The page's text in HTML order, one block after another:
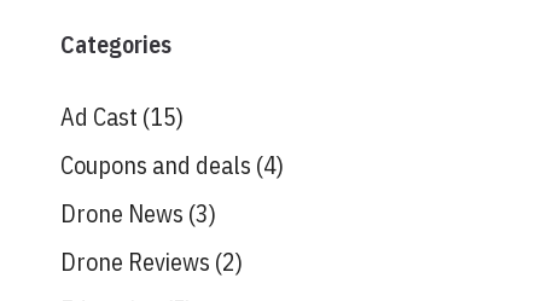
Categories
Ad Cast (15)
Coupons and deals (4)
Drone News (3)
Drone Reviews (2)